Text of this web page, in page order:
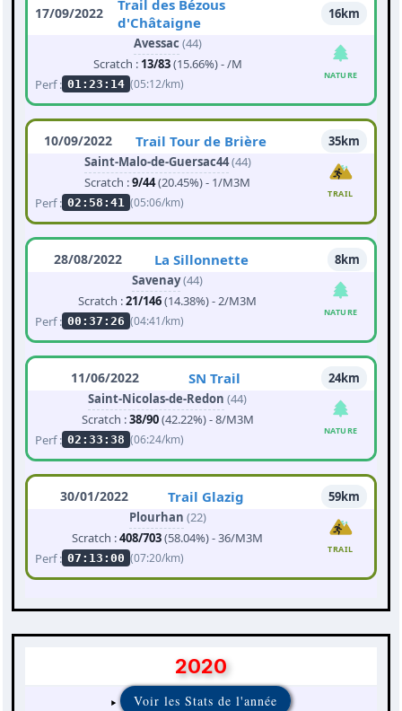
17/09/2022
Trail des Bézous
d'Châtaigne
16km
Avessac (44)
Scratch : 13/83(15.66%) - /M
Perf : 01:23:14 (05:12/km)
NATURE
10/09/2022 Trail Tour de Brière
35km
Saint-Malo-de-Guersac44(44)
Scratch :9/44(20.45%) - 1/M3M
Perf : 02:58:41 (05:06/km)
TRAIL
28/08/2022 La Sillonnette
8km
Savenay(44)
Scratch :21/146(14.38%) - 2/M3M
Perf : 00:37:26 (04:41/km)
NATURE
11/06/2022 SN Trail
24km
Saint-Nicolas-de-Redon (44)
Scratch :38/90(42.22%) - 8/M3M
Perf : 02:33:38 (06:24/km)
NATURE
30/01/2022 Trail Glazig
59km
Plourhan (22)
Scratch :408/703(58.04%) - 36/M3M
Perf : 07:13:00 (07:20/km)
TRAIL
2020
Voir les Stats de l'année